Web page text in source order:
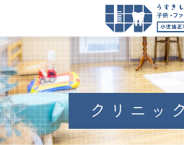
クリニッ